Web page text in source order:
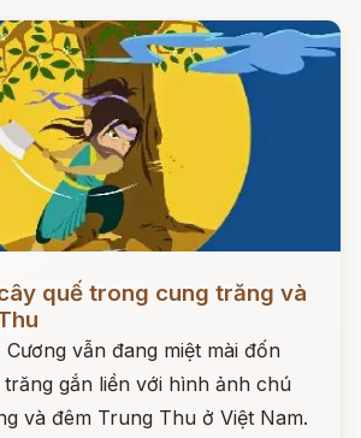
quế trong cung trăng và
vẫn đang miệt mài đốn
gắn liền với hình ảnh chú
và đêm Trung Thu ở Việt Nam.